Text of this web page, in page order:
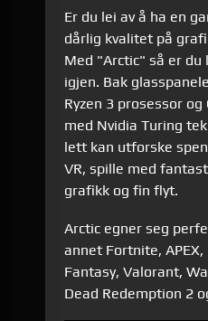
Er du lei av å ha en
dårlig kvalitet på
Med "Arctic" så er du
igjen. Bak
Ryzen 3 prosessor og
med Nvidia Turing
lett kan utforske
VR, spille med
grafikk og fin flyt.
Arctic egner seg
annet Fortnite, APEX,
Fantasy, Valorant,
Dead Redemption 2